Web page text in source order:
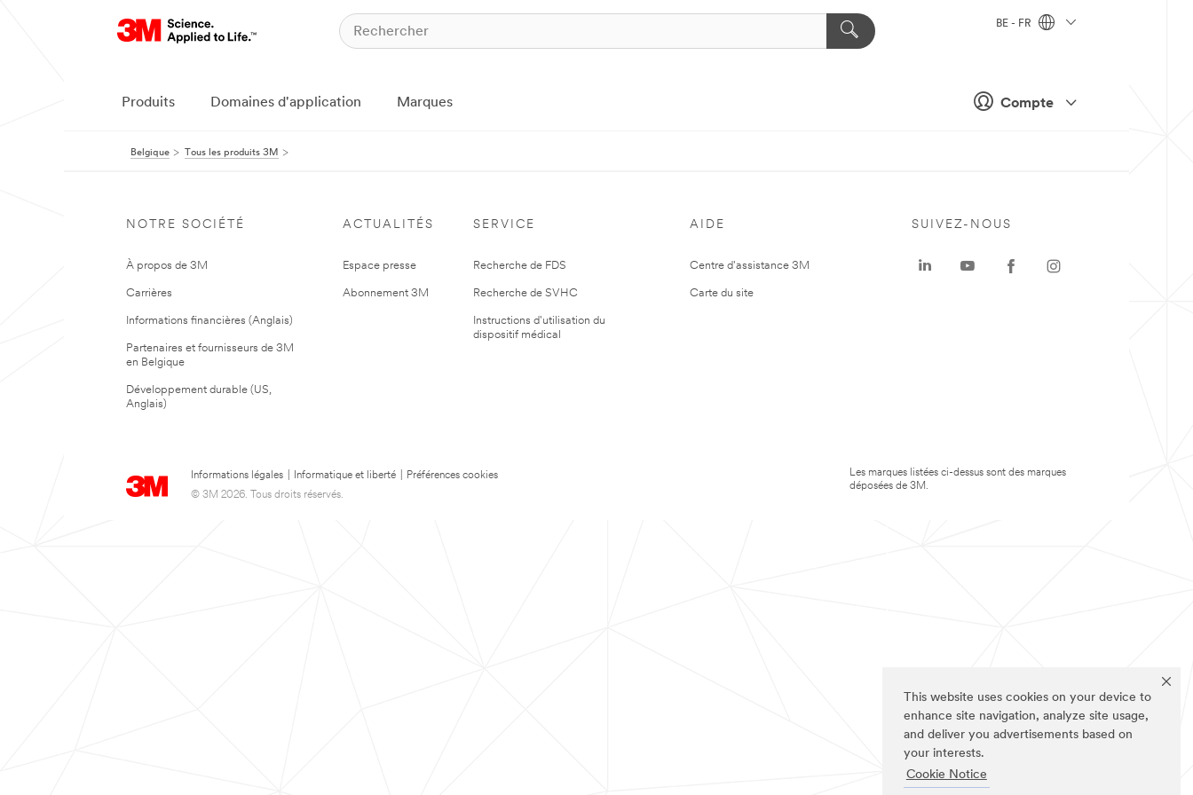
This website uses cookies on your device to
enhance site navigation, analyze site usage,
and deliver you advertisements based on
your interests.
Cookie Notice
Compte
BE - FR
Produits Domaines d'application Marques
Belgique Tous les produits 3M
NOTRE SOCIÉTÉ
À propos de 3M
Carrières
Informations financières (Anglais)
Partenaires et fournisseurs de 3M
en Belgique
Développement durable (US,
Anglais)
ACTUALITÉS
Espace presse
Abonnement 3M
SERVICE
Recherche de FDS
Recherche de SVHC
Instructions d'utilisation du
dispositif médical
AIDE
Centre d'assistance 3M
Carte du site
Informations légales Informatique et liberté
Préférences cookies
© 3M 2026. Tous droits réservés.
SUIVEZ-NOUS
Les marques listées ci-dessus sont des marques
déposées de 3M.